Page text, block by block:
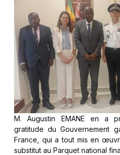
M. Augustin EMANE en a
gratitude du Gouvernement
France, qui a tout mis en
substitut au Parquet national